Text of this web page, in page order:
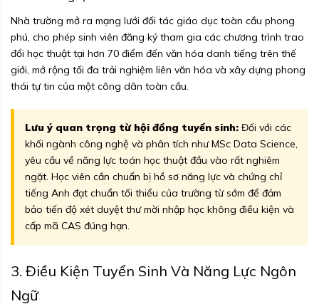
Nhà trường mở ra mạng lưới đối tác giáo dục toàn cầu phong
phú, cho phép sinh viên đăng ký tham gia các chương trình trao
đổi học thuật tại hơn 70 điểm đến văn hóa danh tiếng trên thế
giới, mở rộng tối đa trải nghiệm liên văn hóa và xây dựng phong
thái tự tin của một công dân toàn cầu.
Lưu ý quan trọng từ hội đồng tuyển sinh: Đối với các
khối ngành công nghệ và phân tích như MSc Data Science,
yêu cầu về năng lực toán học thuật đầu vào rất nghiêm
ngặt. Học viên cần chuẩn bị hồ sơ năng lực và chứng chỉ
tiếng Anh đạt chuẩn tối thiểu của trường từ sớm để đảm
bảo tiến độ xét duyệt thư mời nhập học không điều kiện và
cấp mã CAS đúng hạn.
3. Điều Kiện Tuyển Sinh Và Năng Lực Ngôn
Ngữ